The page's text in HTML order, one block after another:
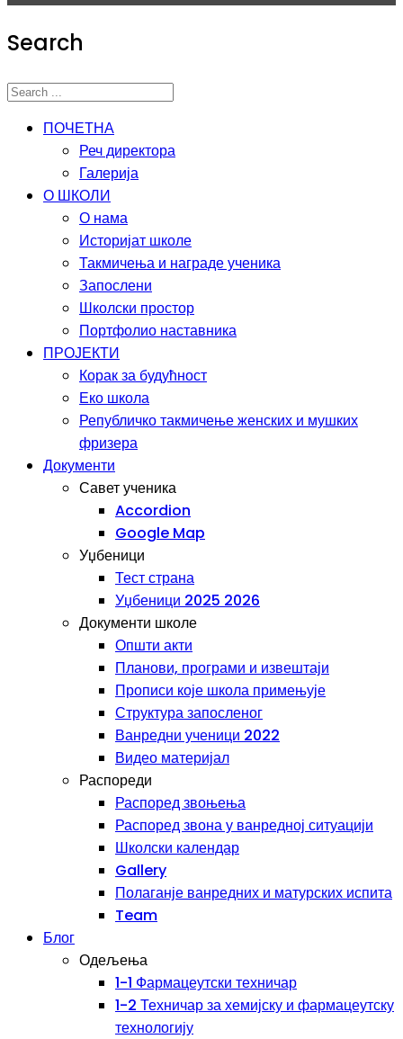
Search
ПОЧЕТНА
Реч директора
Галерија
О ШКОЛИ
О нама
Историјат школе
Такмичења и награде ученика
Запослени
Школски простор
Портфолио наставника
ПРОЈЕКТИ
Корак за будућност
Еко школа
Републичко такмичење женских и мушких
фризера
Документи
Савет ученика
Accordion
Google Map
Уџбеници
Тест страна
Уџбеници 2025 2026
Документи школе
Општи акти
Планови, програми и извештаји
Прописи које школа примењује
Структура запосленог
Ванредни ученици 2022
Видео материјал
Распореди
Распоред звоњења
Распоред звона у ванредној ситуацији
Школски календар
Gallery
Полаганје ванредних и матурских испита
Team
Блог
Одељења
1-1 Фармацеутски техничар
1-2 Техничар за хемијску и фармацеутску
технологију